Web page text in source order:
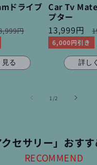
ドライブ
円
る
Car Tv
プター
セ
ー
ル
13,999円
価
6,000円引き
詳し
1 /の
2
クセサリー」おす
RECOMMEND